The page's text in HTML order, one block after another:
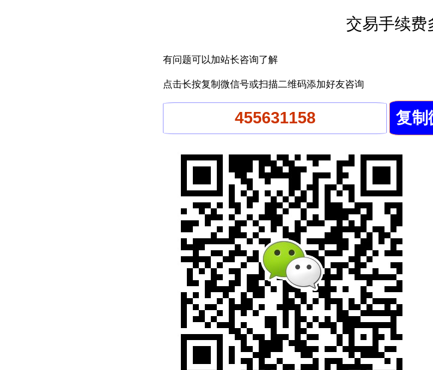
交易手续费
有问题可以加站长咨询了解
点击长按复制微信号或扫描二维码添加好友咨询